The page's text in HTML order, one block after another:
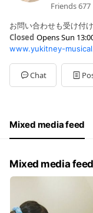
Friends677
お問い合わせも受け付
Closed Opens Sun
Sun13:00 - 20:00
Mon13:00 - 20:00
Tue13:00 - 20:00
Wed13:00 - 20:00
Sat
13:00 - 20:00
13:00〜20:00
www.yukitney-
Chat
Mixed media feed
Mixed media feed